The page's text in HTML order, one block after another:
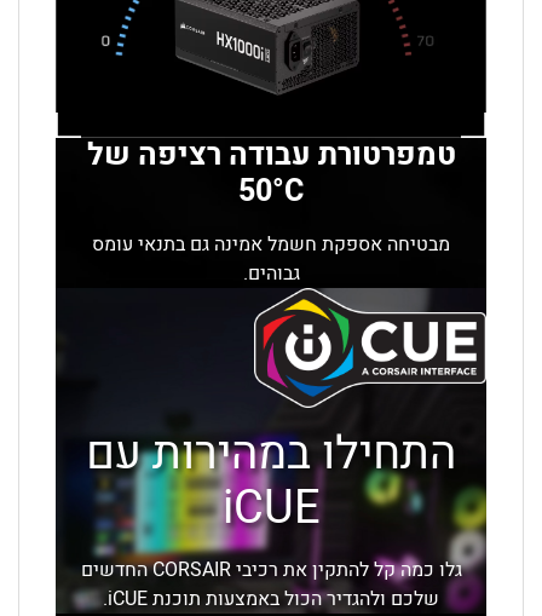
טמפרטורת עבודה רציפה של
50°C
מבטיחה אספקת חשמל אמינה גם בתנאי עומס
גבוהים.
התחילו במהירות עם
iCUE
גלו כמה קל להתקין את רכיבי CORSAIR החדשים
שלכם ולהגדיר הכול באמצעות תוכנת iCUE.